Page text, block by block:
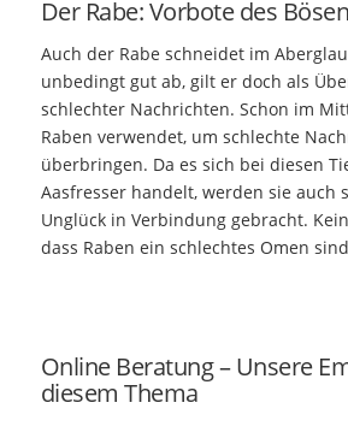
Der Rabe: Vorbote des Bösen
Auch der Rabe schneidet im
unbedingt gut ab, gilt er doch als
schlechter Nachrichten. Schon im
Raben verwendet, um schlechte
überbringen. Da es sich bei diesen
Aasfresser handelt, werden sie auch
Unglück in Verbindung gebracht.
dass Raben ein schlechtes Omen
Online Beratung – Unsere
diesem Thema